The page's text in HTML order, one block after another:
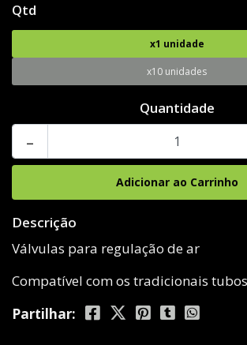
Qtd
x1 unidade
x10 unidades
Quantidade
-
Descrição
Válvulas para regulação de ar
Compatível com os tradicionais
Partilhar: